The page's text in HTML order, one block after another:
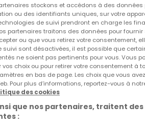
% : 1.249.331,08 €
€ (TVA mixte - Sous
du dossier par
l'enregistrement et domaines)
supplémentaire ou si vous
pas à nous contacter par
: l'Internet à domicile
d’internet gratuit avec le code
réseau le plus rapide du
J’y vais
stockons et accédons à des
ou des identifiants uniques, sur votre
de suivi prendront en charge les
partenaires traitons des données pour fournir
ou que vous retirez votre consentement,
suivi sont désactivées, il est possible que
ne soient pas pertinents pour vous. Vous
vos choix ou pour retirer votre consentement à
en bas de page. Les choix que vous
Pour plus d’informations, reportez-vous à
des cookies
que nos partenaires, traitent
: